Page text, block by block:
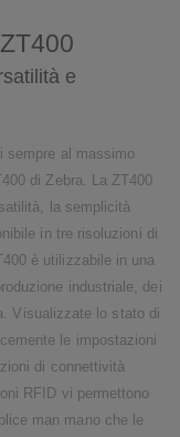
e
sempre al massimo
di Zebra. La ZT400
la semplicità
in tre risoluzioni di
è utilizzabile in una
industriale, dei
Visualizzate lo stato di
le impostazioni
di connettività
RFID vi permettono
man mano che le